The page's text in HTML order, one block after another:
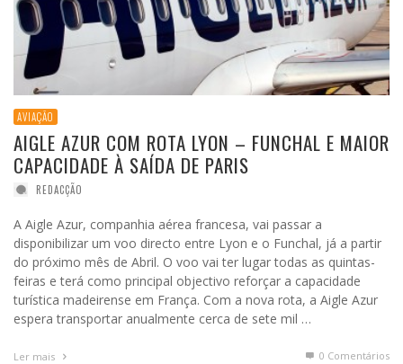
AVIAÇÃO
AIGLE AZUR COM ROTA LYON – FUNCHAL E MAIOR
CAPACIDADE À SAÍDA DE PARIS
REDACÇÃO
A Aigle Azur, companhia aérea francesa, vai passar a
disponibilizar um voo directo entre Lyon e o Funchal, já a partir
do próximo mês de Abril. O voo vai ter lugar todas as quintas-
feiras e terá como principal objectivo reforçar a capacidade
turística madeirense em França. Com a nova rota, a Aigle Azur
espera transportar anualmente cerca de sete mil …
Ler mais 0 Comentários